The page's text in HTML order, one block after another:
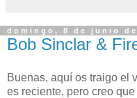
domingo, 8 de junio de
Bob Sinclar &
Buenas, aquí os traigo el
es reciente, pero creo